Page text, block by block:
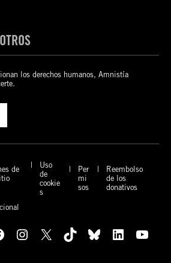
los derechos humanos, Amnistía
de
Uso
de
cookie
s
Per
mi
sos
Reembolso
de los
donativos
Instagram X TikTok Bluesky LinkedIn YouTube